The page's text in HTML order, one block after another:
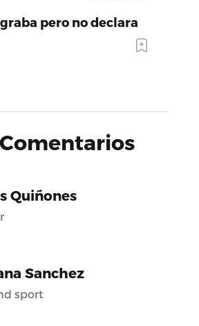
pero no declara
Quiñones
Sanchez
sport